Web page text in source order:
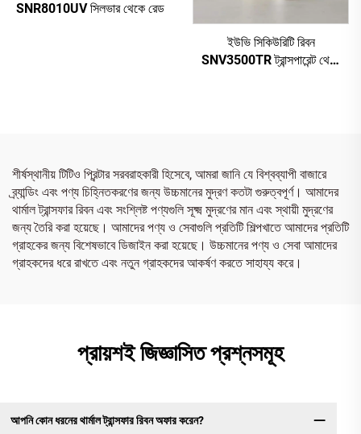
SNR8010UV সিলভার থেকে রেড
ইউভি সিকিউরিটি রিবন
SNV3500TR ট্রান্সপারেন্ট থেকে
শীর্ষস্থানীয় টিটিও প্রিন্টার সরবরাহকারী হিসেবে, আমরা জানি যে বিশ্বব্যাপী বাজারে
ব্র্যান্ডিং এবং পণ্য চিহ্নিতকরণের জন্য উচ্চমানের মুদ্রণ কতটা গুরুত্বপূর্ণ। আমাদের
থার্মাল ট্রান্সফার রিবন এবং সংশ্লিষ্ট পণ্যগুলি সূক্ষ্ম মুদ্রণের মান এবং স্থায়ী মুদ্রণের
জন্য তৈরি করা হয়েছে। আমাদের পণ্য ও সেবাগুলি প্রতিটি শিল্পখাতে আমাদের প্রতিটি
গ্রাহকের জন্য বিশেষভাবে ডিজাইন করা হয়েছে। উচ্চমানের পণ্য ও সেবা আমাদের
গ্রাহকদের ধরে রাখতে এবং নতুন গ্রাহকদের আকর্ষণ করতে সাহায্য করে।
প্রায়শই জিজ্ঞাসিত প্রশ্নসমূহ
আপনি কোন ধরনের থার্মাল ট্রান্সফার রিবন অফার করেন?